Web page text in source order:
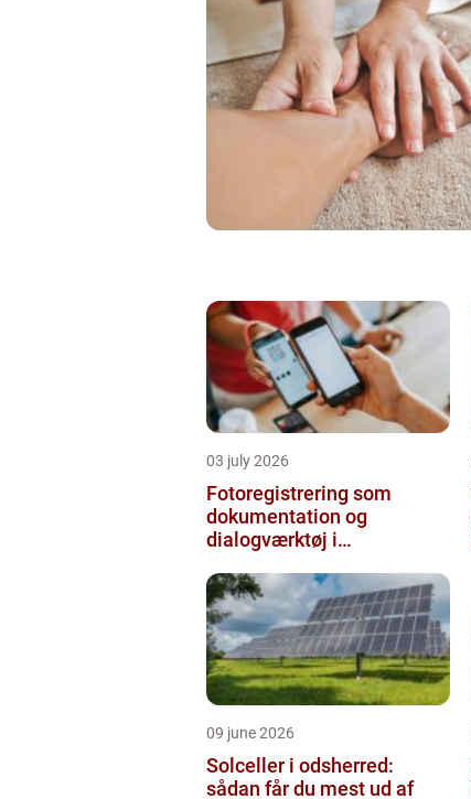
03 july 2026
Fotoregistrering som
dokumentation og
dialogværktøj i
09 june 2026
Solceller i odsherred:
sådan får du mest ud af